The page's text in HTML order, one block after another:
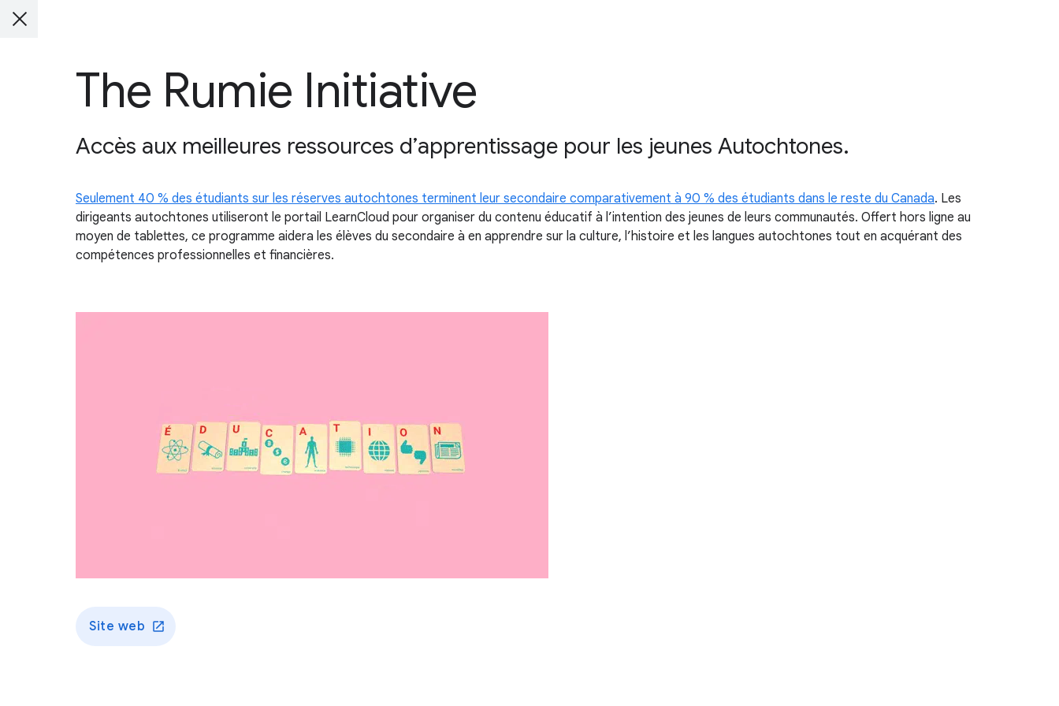
The Rumie Initiative
Accès aux meilleures ressources d’apprentissage pour les jeunes Autochtones.
Seulement 40 % des étudiants sur les réserves autochtones terminent leur secondaire comparativement à 90 % des étudiants dans le reste du Canada. Les
dirigeants autochtones utiliseront le portail LearnCloud pour organiser du contenu éducatif à l’intention des jeunes de leurs communautés. Offert hors ligne au
moyen de tablettes, ce programme aidera les élèves du secondaire à en apprendre sur la culture, l’histoire et les langues autochtones tout en acquérant des
compétences professionnelles et financières.
Site web